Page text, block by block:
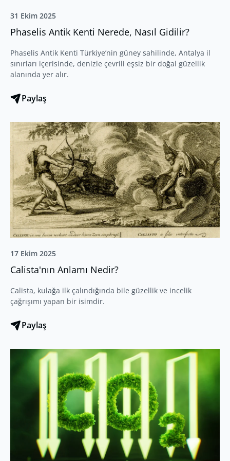
31 Ekim 2025
Phaselis Antik Kenti Nerede, Nasıl Gidilir?
Phaselis Antik Kenti Türkiye’nin güney sahilinde, Antalya il
sınırları içerisinde, denizle çevrili eşsiz bir doğal güzellik
alanında yer alır.
Paylaş
17 Ekim 2025
Calista'nın Anlamı Nedir?
Calista, kulağa ilk çalındığında bile güzellik ve incelik
çağrışımı yapan bir isimdir.
Paylaş